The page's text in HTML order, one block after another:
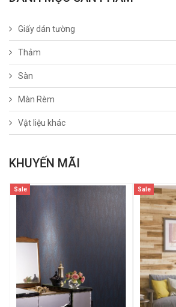
Giấy dán tường
Thảm
Sàn
Màn Rèm
Vật liệu khác
KHUYẾN MÃI
Sale Sale